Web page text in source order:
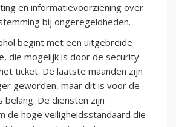
en informatievoorziening over
bij ongeregeldheden.
begint met een uitgebreide
die mogelijk is door de security
ticket. De laatste maanden zijn
geworden, maar dit is voor de
belang. De diensten zijn
de hoge veiligheidsstandaard die